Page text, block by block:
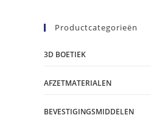
Productcategorieën
3D BOETIEK
AFZETMATERIALEN
BEVESTIGINGSMIDDELEN